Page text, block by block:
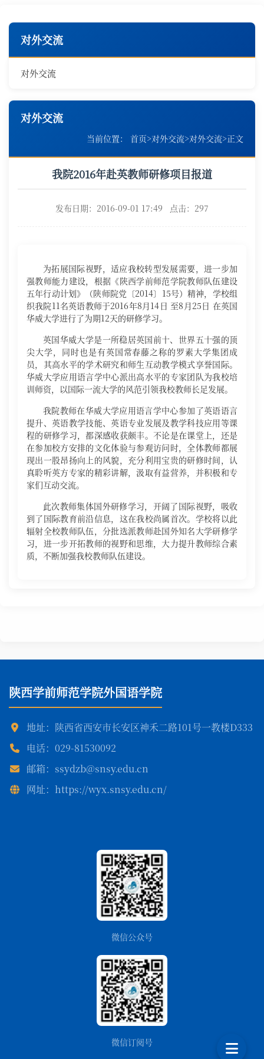
对外交流
对外交流
对外交流
当前位置： 首页>对外交流>对外交流>正文
我院2016年赴英教师研修项目报道
发布日期：2016-09-01 17:49 点击： 297
为拓展国际视野，适应我校转型发展需要，进一步加
强教师能力建设，根据《陕西学前师范学院教师队伍建设
五年行动计划》（陕师院党〔2014〕15号）精神，学校组
织我院11名英语教师于2016年8月14日 至8月25日 在英国
华威大学进行了为期12天的研修学习。
英国华威大学是一所稳居英国前十、世界五十强的顶
尖大学，同时也是有英国常春藤之称的罗素大学集团成
员，其高水平的学术研究和师生互动教学模式享誉国际。
华威大学应用语言学中心派出高水平的专家团队为我校培
训师资，以国际一流大学的风范引领我校教师长足发展。
我院教师在华威大学应用语言学中心参加了英语语言
提升、英语教学技能、英语专业发展及教学科技应用等课
程的研修学习，都深感收获颇丰。不论是在课堂上，还是
在参加校方安排的文化体验与参观访问时，全体教师都展
现出一股昂扬向上的风貌，充分利用宝贵的研修时间，认
真聆听英方专家的精彩讲解，汲取有益营养，并积极和专
家们互动交流。
此次教师集体国外研修学习，开阔了国际视野，吸收
到了国际教育前沿信息，这在我校尚属首次。学校将以此
辐射全校教师队伍，分批选派教师赴国外知名大学研修学
习，进一步开拓教师的视野和思维，大力提升教师综合素
质，不断加强我校教师队伍建设。
陕西学前师范学院外国语学院
地址：陕西省西安市长安区神禾二路101号一教楼D333
电话：029-81530092
邮箱：ssydzb@snsy.edu.cn
网址：https://wyx.snsy.edu.cn/
微信公众号
微信订阅号